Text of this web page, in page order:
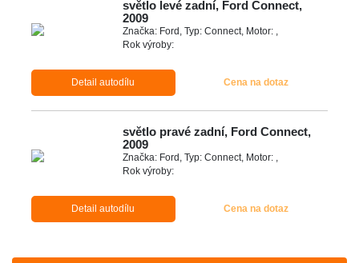
světlo levé zadní, Ford Connect,
2009
Značka: Ford, Typ: Connect, Motor: ,
Rok výroby:
Detail autodílu Cena na dotaz
světlo pravé zadní, Ford Connect,
2009
Značka: Ford, Typ: Connect, Motor: ,
Rok výroby:
Detail autodílu Cena na dotaz